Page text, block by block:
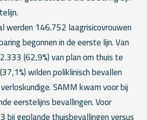
werden 146.752 laagrisicovrouwen
begonnen in de eerste lijn. Van
(62,9%) van plan om thuis te
wilden poliklinisch bevallen
SAMM kwam voor bij
eerstelijns bevallingen. Voor